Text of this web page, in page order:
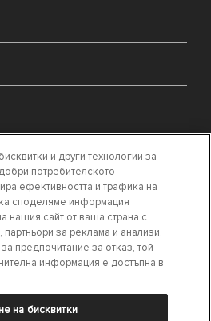
и други технологии за
потребителското
ефективността и трафика на
споделяме информация
нашия сайт от ваша страна с
за реклама и анализи.
предпочитание за отказ, той
информация е достъпна в
на бисквитки